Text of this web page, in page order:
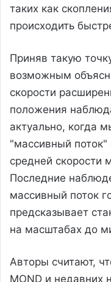
таких как
происходить
Приняв такую
возможным
скорости
положения
актуально, когда
"массивный
средней скорости
Последние
массивный поток
предсказывает
на масштабах до
Авторы считают,
MOND и недавних